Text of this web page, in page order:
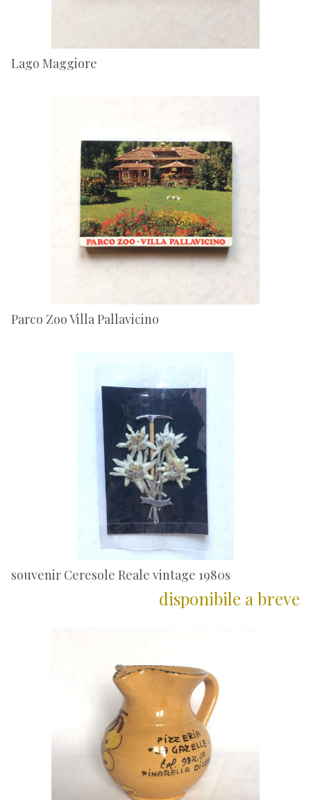
Lago Maggiore
Parco Zoo Villa Pallavicino
souvenir Ceresole Reale vintage 1980s
disponibile a breve